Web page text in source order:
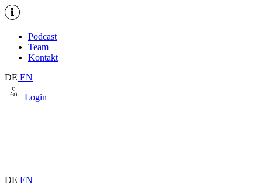
Podcast
Team
Kontakt
DE EN
Login
DE EN